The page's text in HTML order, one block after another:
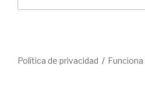
Política de privacidad